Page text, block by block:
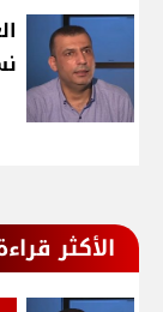
الأكثر